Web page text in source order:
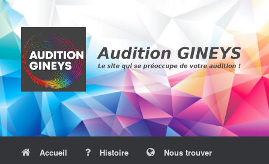
Skip
content
Accueil Histoire Nous trouver